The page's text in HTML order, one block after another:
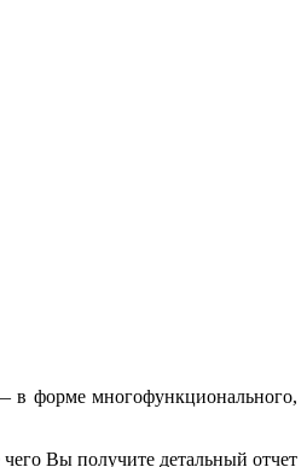
в форме многофункционального,
Вы получите детальный отчет